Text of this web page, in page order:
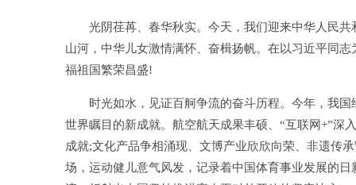
光阴荏苒、春华秋实。今天，我们迎来中华人民共
山河，中华儿女激情满怀、奋楫扬帆。在以习近平同
福祖国繁荣昌盛!
时光如水，见证百舸争流的奋斗历程。今年，我国
世界瞩目的新成就。航空航天成果丰硕、“互联网+”深
成就;文化产品争相涌现、文博产业欣欣向荣、非遗传
场，运动健儿意气风发，记录着中国体育事业发展的